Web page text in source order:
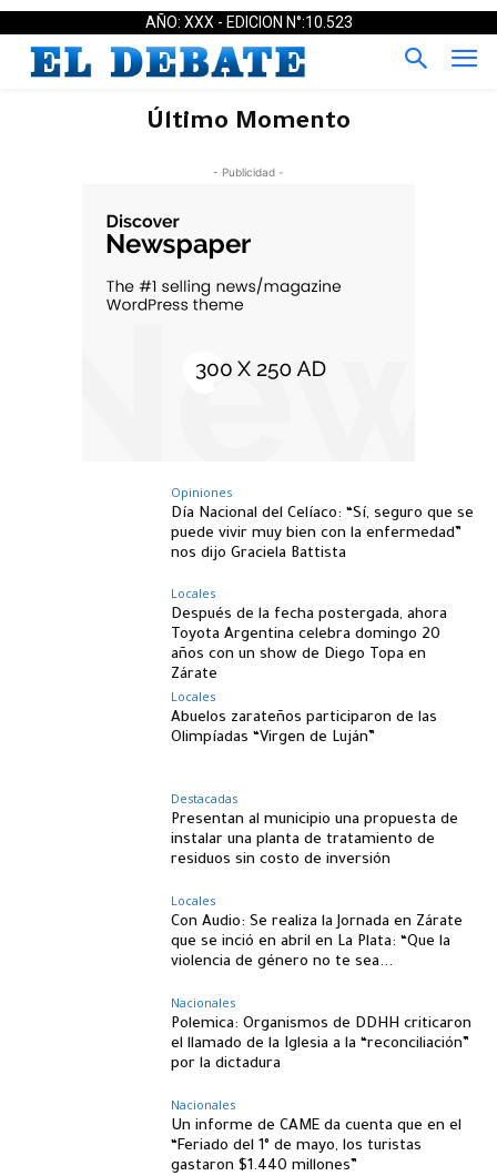
AÑO: XXX - EDICION N°:10.523
Último Momento
- Publicidad -
Opiniones
Día Nacional del Celíaco: “Sí, seguro que se
puede vivir muy bien con la enfermedad”
nos dijo Graciela Battista
Locales
Después de la fecha postergada, ahora
Toyota Argentina celebra domingo 20
años con un show de Diego Topa en
Zárate
Locales
Abuelos zarateños participaron de las
Olimpíadas “Virgen de Luján”
Destacadas
Presentan al municipio una propuesta de
instalar una planta de tratamiento de
residuos sin costo de inversión
Locales
Con Audio: Se realiza la Jornada en Zárate
que se inció en abril en La Plata: “Que la
violencia de género no te sea...
Nacionales
Polemica: Organismos de DDHH criticaron
el llamado de la Iglesia a la “reconciliación”
por la dictadura
Nacionales
Un informe de CAME da cuenta que en el
“Feriado del 1° de mayo, los turistas
gastaron $1.440 millones”